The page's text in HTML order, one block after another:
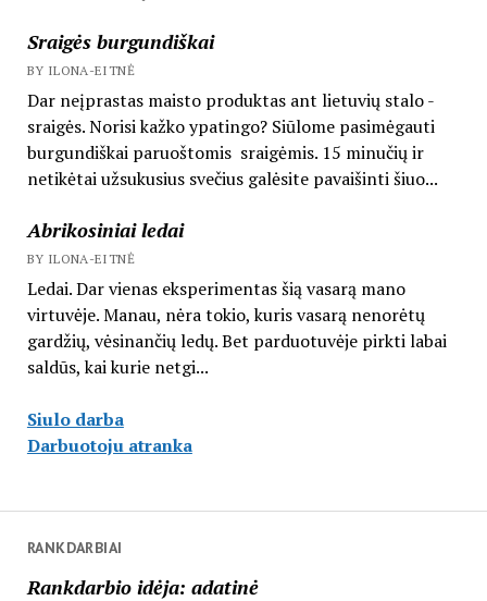
Sraigės burgundiškai
BY ILONA-EITNĖ
Dar neįprastas maisto produktas ant lietuvių stalo -
sraigės. Norisi kažko ypatingo? Siūlome pasimėgauti
burgundiškai paruoštomis sraigėmis. 15 minučių ir
netikėtai užsukusius svečius galėsite pavaišinti šiuo...
Abrikosiniai ledai
BY ILONA-EITNĖ
Ledai. Dar vienas eksperimentas šią vasarą mano
virtuvėje. Manau, nėra tokio, kuris vasarą nenorėtų
gardžių, vėsinančių ledų. Bet parduotuvėje pirkti labai
saldūs, kai kurie netgi...
Siulo darba
Darbuotoju atranka
RANKDARBIAI
Rankdarbio idėja: adatinė